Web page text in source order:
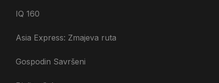
IQ 160
Asia Express: Zmajeva ruta
Gospodin Savršeni